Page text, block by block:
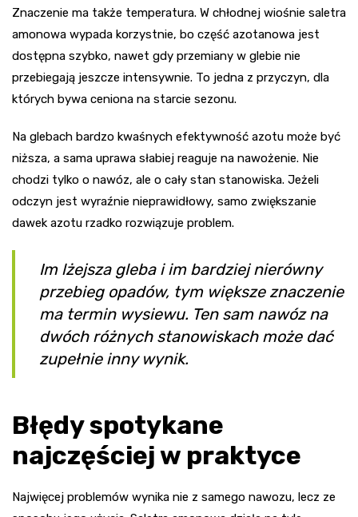
Znaczenie ma także temperatura. W chłodnej wiośnie saletra
amonowa wypada korzystnie, bo część azotanowa jest
dostępna szybko, nawet gdy przemiany w glebie nie
przebiegają jeszcze intensywnie. To jedna z przyczyn, dla
których bywa ceniona na starcie sezonu.
Na glebach bardzo kwaśnych efektywność azotu może być
niższa, a sama uprawa słabiej reaguje na nawożenie. Nie
chodzi tylko o nawóz, ale o cały stan stanowiska. Jeżeli
odczyn jest wyraźnie nieprawidłowy, samo zwiększanie
dawek azotu rzadko rozwiązuje problem.
Im lżejsza gleba i im bardziej nierówny
przebieg opadów, tym większe znaczenie
ma termin wysiewu. Ten sam nawóz na
dwóch różnych stanowiskach może dać
zupełnie inny wynik.
Błędy spotykane
najczęściej w praktyce
Najwięcej problemów wynika nie z samego nawozu, lecz ze